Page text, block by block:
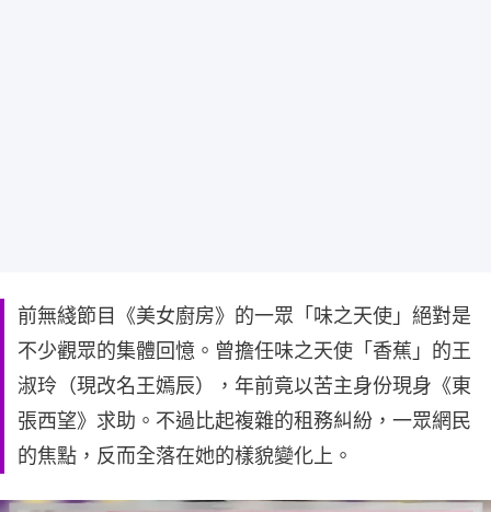
前無綫節目《美女廚房》的一眾「味之天使」絕對是
不少觀眾的集體回憶。曾擔任味之天使「香蕉」的王
淑玲（現改名王嫣辰），年前竟以苦主身份現身《東
張西望》求助。不過比起複雜的租務糾紛，一眾網民
的焦點，反而全落在她的樣貌變化上。